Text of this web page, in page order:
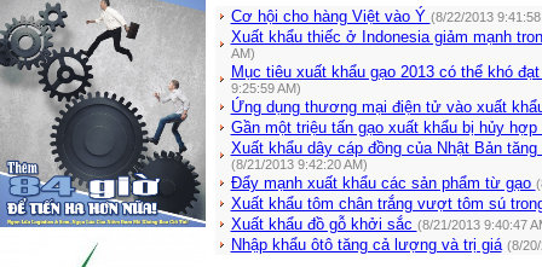
Cơ hội cho hàng Việt vào Ý (8/22/2013 9:41:58
Xuất khẩu thiếc ở Indonesia giảm mạnh
AM)
Mục tiêu xuất khẩu gạo 2013 có thể khó
9:25:59 AM)
Ứng dụng thương mại điện tử vào xuất
Gần một triệu tấn gạo xuất khẩu bị hủy hợp
Xuất khẩu dây cáp đồng của Nhật Bản
(8/21/2013 9:42:20 AM)
Đẩy mạnh xuất khẩu các sản phẩm từ gạo
Xuất khẩu tôm chân trắng vượt tôm sú
Xuất khẩu đồ gỗ khởi sắc (8/21/2013 9:40:47
Nhập khẩu ôtô tăng cả lượng và trị giá (8/